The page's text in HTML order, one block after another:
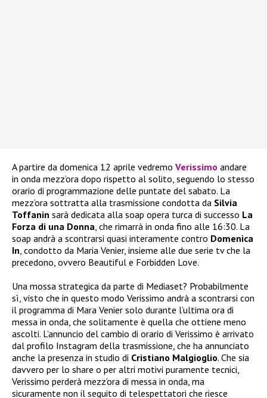
A partire da domenica 12 aprile vedremo Verissimo andare
in onda mezz’ora dopo rispetto al solito, seguendo lo stesso
orario di programmazione delle puntate del sabato. La
mezz’ora sottratta alla trasmissione condotta da Silvia
Toffanin sarà dedicata alla soap opera turca di successo La
Forza di una Donna, che rimarrà in onda fino alle 16:30. La
soap andrà a scontrarsi quasi interamente contro Domenica
In, condotto da Maria Venier, insieme alle due serie tv che la
precedono, ovvero Beautiful e Forbidden Love.
Una mossa strategica da parte di Mediaset? Probabilmente
sì, visto che in questo modo Verissimo andrà a scontrarsi con
il programma di Mara Venier solo durante l’ultima ora di
messa in onda, che solitamente è quella che ottiene meno
ascolti. L’annuncio del cambio di orario di Verissimo è arrivato
dal profilo Instagram della trasmissione, che ha annunciato
anche la presenza in studio di Cristiano Malgioglio. Che sia
davvero per lo share o per altri motivi puramente tecnici,
Verissimo perderà mezz’ora di messa in onda, ma
sicuramente non il seguito di telespettatori che riesce